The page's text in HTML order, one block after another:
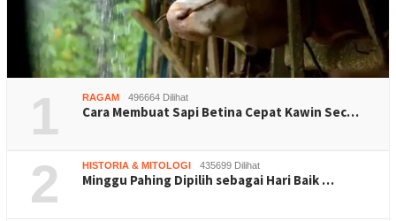
1 RAGAM 496664 Dilihat
Cara Membuat Sapi Betina Cepat Kawin Sec…
2 HISTORIA & MITOLOGI 435699 Dilihat
Minggu Pahing Dipilih sebagai Hari Baik …